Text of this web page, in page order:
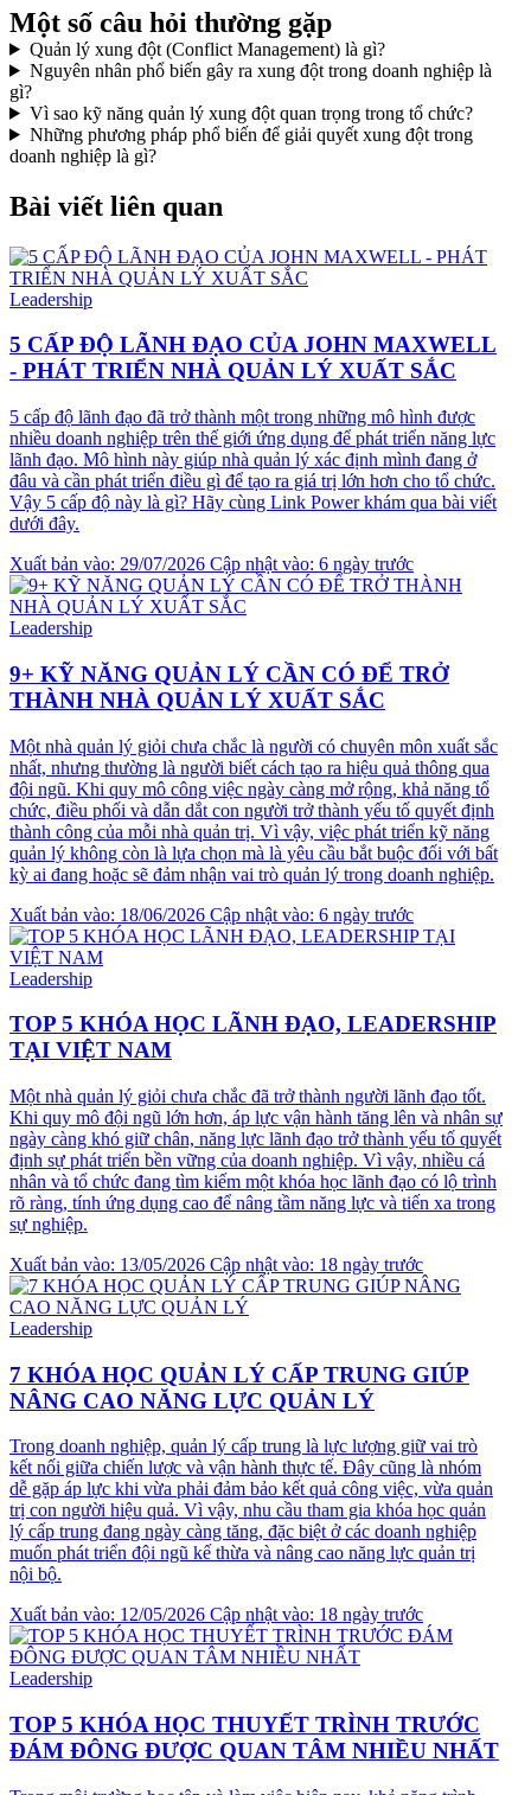
Một số câu hỏi thường gặp
Quản lý xung đột (Conflict Management) là gì?
Nguyên nhân phổ biến gây ra xung đột trong doanh nghiệp là
gì?
Vì sao kỹ năng quản lý xung đột quan trọng trong tổ chức?
Những phương pháp phổ biến để giải quyết xung đột trong
doanh nghiệp là gì?
Bài viết liên quan
Leadership
5 CẤP ĐỘ LÃNH ĐẠO CỦA JOHN MAXWELL
- PHÁT TRIỂN NHÀ QUẢN LÝ XUẤT SẮC
5 cấp độ lãnh đạo đã trở thành một trong những mô hình được
nhiều doanh nghiệp trên thế giới ứng dụng để phát triển năng lực
lãnh đạo. Mô hình này giúp nhà quản lý xác định mình đang ở
đâu và cần phát triển điều gì để tạo ra giá trị lớn hơn cho tổ chức.
Vậy 5 cấp độ này là gì? Hãy cùng Link Power khám qua bài viết
dưới đây.
Xuất bản vào: 29/07/2026 Cập nhật vào: 6 ngày trước
Leadership
9+ KỸ NĂNG QUẢN LÝ CẦN CÓ ĐỂ TRỞ
THÀNH NHÀ QUẢN LÝ XUẤT SẮC
Một nhà quản lý giỏi chưa chắc là người có chuyên môn xuất sắc
nhất, nhưng thường là người biết cách tạo ra hiệu quả thông qua
đội ngũ. Khi quy mô công việc ngày càng mở rộng, khả năng tổ
chức, điều phối và dẫn dắt con người trở thành yếu tố quyết định
thành công của mỗi nhà quản trị. Vì vậy, việc phát triển kỹ năng
quản lý không còn là lựa chọn mà là yêu cầu bắt buộc đối với bất
kỳ ai đang hoặc sẽ đảm nhận vai trò quản lý trong doanh nghiệp.
Xuất bản vào: 18/06/2026 Cập nhật vào: 6 ngày trước
Leadership
TOP 5 KHÓA HỌC LÃNH ĐẠO, LEADERSHIP
TẠI VIỆT NAM
Một nhà quản lý giỏi chưa chắc đã trở thành người lãnh đạo tốt.
Khi quy mô đội ngũ lớn hơn, áp lực vận hành tăng lên và nhân sự
ngày càng khó giữ chân, năng lực lãnh đạo trở thành yếu tố quyết
định sự phát triển bền vững của doanh nghiệp. Vì vậy, nhiều cá
nhân và tổ chức đang tìm kiếm một khóa học lãnh đạo có lộ trình
rõ ràng, tính ứng dụng cao để nâng tầm năng lực và tiến xa trong
sự nghiệp.
Xuất bản vào: 13/05/2026 Cập nhật vào: 18 ngày trước
Leadership
7 KHÓA HỌC QUẢN LÝ CẤP TRUNG GIÚP
NÂNG CAO NĂNG LỰC QUẢN LÝ
Trong doanh nghiệp, quản lý cấp trung là lực lượng giữ vai trò
kết nối giữa chiến lược và vận hành thực tế. Đây cũng là nhóm
dễ gặp áp lực khi vừa phải đảm bảo kết quả công việc, vừa quản
trị con người hiệu quả. Vì vậy, nhu cầu tham gia khóa học quản
lý cấp trung đang ngày càng tăng, đặc biệt ở các doanh nghiệp
muốn phát triển đội ngũ kế thừa và nâng cao năng lực quản trị
nội bộ.
Xuất bản vào: 12/05/2026 Cập nhật vào: 18 ngày trước
Leadership
TOP 5 KHÓA HỌC THUYẾT TRÌNH TRƯỚC
ĐÁM ĐÔNG ĐƯỢC QUAN TÂM NHIỀU NHẤT